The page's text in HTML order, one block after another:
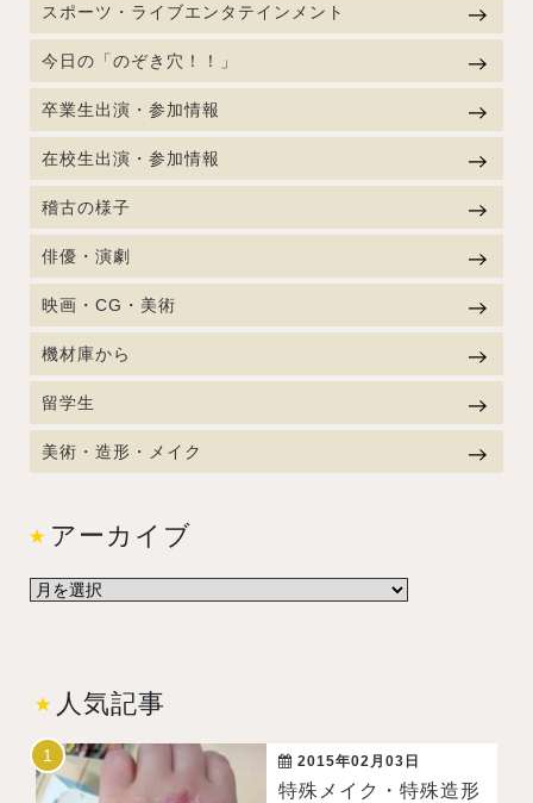
スポーツ・ライブエンタテインメント
今日の「のぞき穴！！」
卒業生出演・参加情報
在校生出演・参加情報
稽古の様子
俳優・演劇
映画・CG・美術
機材庫から
留学生
美術・造形・メイク
アーカイブ
人気記事
2015年02月03日
特殊メイク・特殊造形